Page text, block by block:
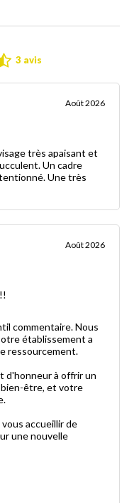
3 avis
Août 2026
très apaisant et
Un cadre
Une très
Août 2026
commentaire. Nous
établissement a
ressourcement.
d'honneur à offrir un
être, et votre
accueillir de
une nouvelle